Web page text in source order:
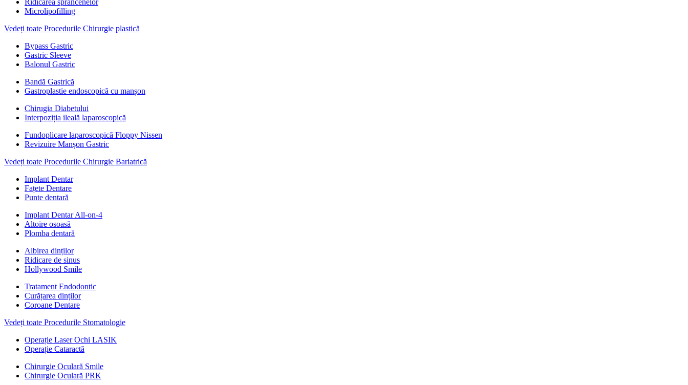
Ridicarea sprâncenelor
Microlipofilling
Vedeți toate Procedurile Chirurgie plastică
Bypass Gastric
Gastric Sleeve
Balonul Gastric
Bandă Gastrică
Gastroplastie endoscopică cu manșon
Chirugia Diabetului
Interpoziția ileală laparoscopică
Fundoplicare laparoscopică Floppy Nissen
Revizuire Manșon Gastric
Vedeți toate Procedurile Chirurgie Bariatrică
Implant Dentar
Fațete Dentare
Punte dentară
Implant Dentar All-on-4
Altoire osoasă
Plomba dentară
Albirea dinților
Ridicare de sinus
Hollywood Smile
Tratament Endodontic
Curățarea dinților
Coroane Dentare
Vedeți toate Procedurile Stomatologie
Operație Laser Ochi LASIK
Operație Cataractă
Chirurgie Oculară Smile
Chirurgie Oculară PRK